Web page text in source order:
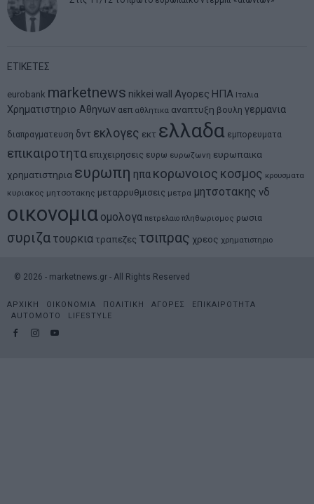
ΕΤΙΚΕΤΕΣ
eurobank marketnews nikkei wall Αγορες ΗΠΑ Ιταλια
Χρηματιστηριο Αθηνων αεπ αθλητικα αναπτυξη βουλη γερμανια
διαπραγματευση δντ εκλογες εκτ ελλαδα εμπορευματα
επικαιροτητα επιχειρησεις ευρω ευρωζωνη ευρωπαικα
χρηματιστηρια ευρωπη ηπα κορωνοιος κοσμος κρουσματα
κυριακος μητσοτακης μεταρρυθμισεις μετρα μητσοτακης νδ
οικονομια ομολογα πετρελαιο πληθωρισμος ρωσια
συριζα τουρκια τραπεζες τσιπρας χρεος χρηματιστηριο
© 2026 - marketnews.gr - All Rights Reserved
ΑΡΧΙΚΗ ΟΙΚΟΝΟΜΙΑ ΠΟΛΙΤΙΚΗ ΑΓΟΡΕΣ
ΕΠΙΚΑΙΡΟΤΗΤΑ
AUTOMOTO
LIFESTYLE